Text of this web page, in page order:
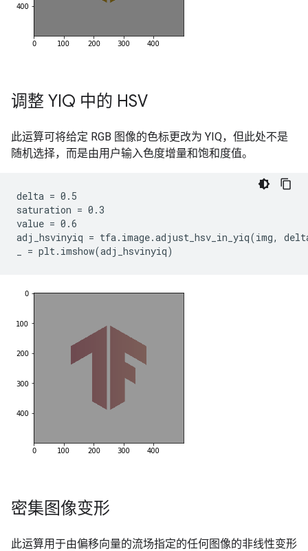
调整 YIQ 中的 HSV
此运算可将给定 RGB 图像的色标更改为 YIQ，但此处不是
随机选择，而是由用户输入色度增量和饱和度值。
delta = 0.5
saturation = 0.3
value = 0.6
adj_hsvinyiq = tfa.image.adjust_hsv_in_yiq(img,
密集图像变形
此运算用于由偏移向量的流场指定的任何图像的非线性变形